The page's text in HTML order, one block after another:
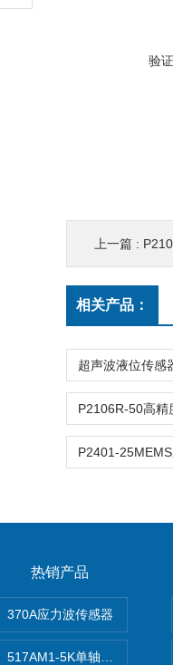
验
上一篇 :
相关产品：
P2401-
热销产品
370A应力波传感器
517AM1-5K单轴冲击IEPE加